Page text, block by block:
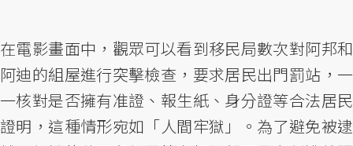
在電影畫面中，觀眾可以看到移民局數次對阿邦和
阿迪的組屋進行突擊檢查，要求居民出門罰站，一
一核對是否擁有准證、報生紙、身分證等合法居民
證明，這種情形宛如「人間牢獄」。為了避免被逮